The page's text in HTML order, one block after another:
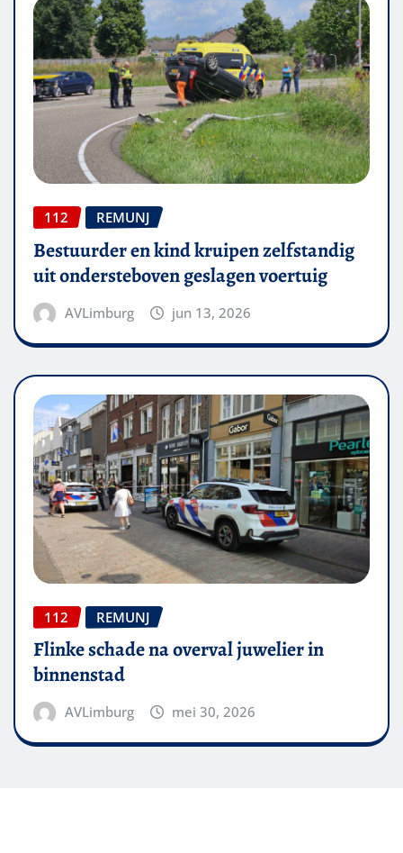
112 REMUNJ
Bestuurder en kind kruipen zelfstandig
uit ondersteboven geslagen voertuig
AVLimburg jun 13, 2026
112 REMUNJ
Flinke schade na overval juwelier in
binnenstad
AVLimburg mei 30, 2026